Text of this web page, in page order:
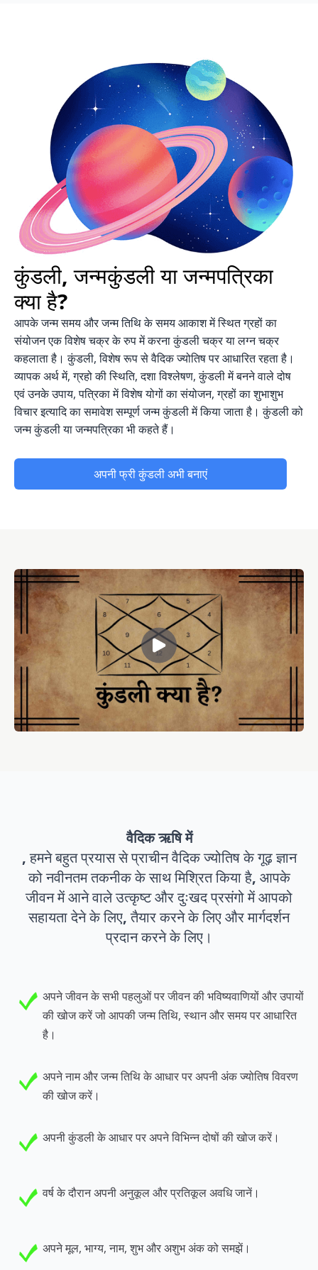
कुंडली, जन्मकुंडली या जन्मपत्रिका
क्या है?
आपके जन्म समय और जन्म तिथि के समय आकाश में स्थित ग्रहों का
संयोजन एक विशेष चक्र के रुप में करना कुंडली चक्र या लग्न चक्र
कहलाता है। कुंडली, विशेष रूप से वैदिक ज्योतिष पर आधारित रहता है।
व्यापक अर्थ में, ग्रहो की स्थिति, दशा विश्लेषण, कुंडली में बनने वाले दोष
एवं उनके उपाय, पत्रिका में विशेष योगों का संयोजन, ग्रहों का शुभाशुभ
विचार इत्यादि का समावेश सम्पूर्ण जन्म कुंडली में किया जाता है। कुंडली को
जन्म कुंडली या जन्मपत्रिका भी कहते हैं।
अपनी फ्री कुंडली अभी बनाएं
वैदिक ऋषि में
, हमने बहुत प्रयास से प्राचीन वैदिक ज्योतिष के गूढ़ ज्ञान
को नवीनतम तकनीक के साथ मिश्रित किया है, आपके
जीवन में आने वाले उत्कृष्ट और दुःखद प्रसंगो में आपको
सहायता देने के लिए, तैयार करने के लिए और मार्गदर्शन
प्रदान करने के लिए।
अपने जीवन के सभी पहलुओं पर जीवन की भविष्यवाणियों और उपायों
की खोज करें जो आपकी जन्म तिथि, स्थान और समय पर आधारित
है।
अपने नाम और जन्म तिथि के आधार पर अपनी अंक ज्योतिष विवरण
की खोज करें।
अपनी कुंडली के आधार पर अपने विभिन्न दोषों की खोज करें।
वर्ष के दौरान अपनी अनुकूल और प्रतिकूल अवधि जानें।
अपने मूल, भाग्य, नाम, शुभ और अशुभ अंक को समझें।